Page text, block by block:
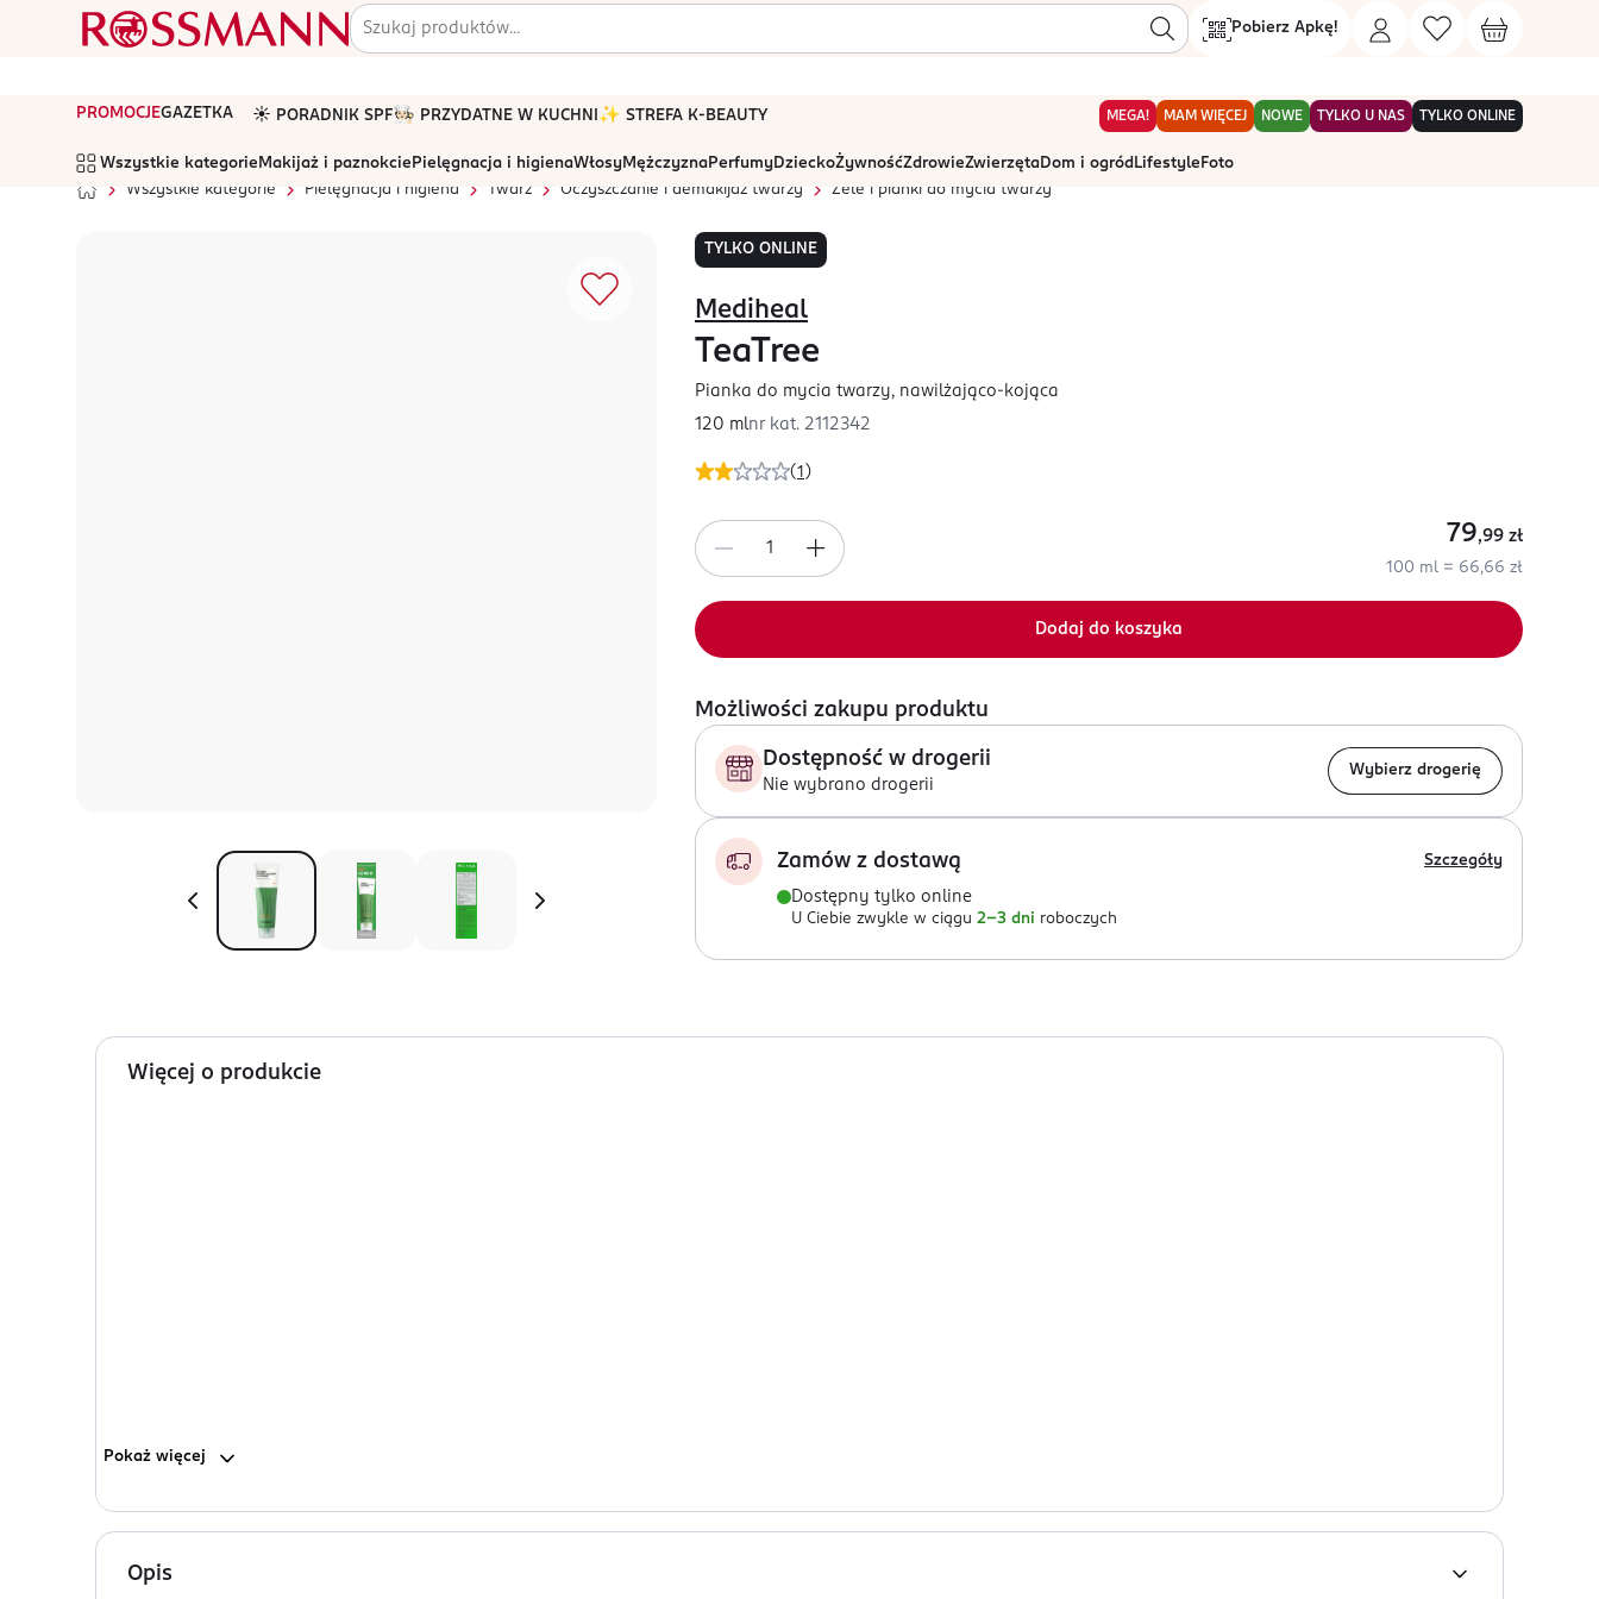
Pobierz Apkę!
PROMOCJEGAZETKA ☀️ PORADNIK SPF🧑🏻‍🍳 PRZYDATNE W KUCHNI ✨ STREFA K-BEAUTY MEGA! MAM WIĘCEJ NOWE TYLKO U NAS TYLKO ONLINE
Wszystkie kategorie Makijaż i paznokcie Pielęgnacja i higienaWłosyMężczyznaPerfumyDzieckoŻywnośćZdrowieZwierzętaDom i ogród Lifestyle Foto
Wszystkie kategorie
Pielęgnacja i higiena Twarz Oczyszczanie i demakijaż twarzy Żele i pianki do mycia twarzy
TYLKO ONLINE
(1 )
Mediheal
TeaTree
Pianka do mycia twarzy, nawilżająco-kojąca
120 mlnr kat. 2112342
79,99 zł
100 ml = 66,66 zł
Dodaj do koszyka
Możliwości zakupu produktu
Dostępność w drogerii
Nie wybrano drogerii
Wybierz drogerię
Zamów z dostawą Szczegóły
Dostępny tylko online
U Ciebie zwykle w ciągu 2-3 dni roboczych
Więcej o produkcie
Pokaż więcej
Opis